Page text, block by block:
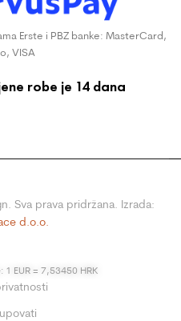
Erste i PBZ banke: MasterCard,
VISA
robe je 14 dana
Sva prava pridržana. Izrada:
d.o.o.
EUR = 7,53450 HRK